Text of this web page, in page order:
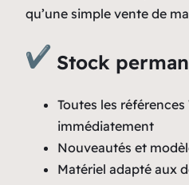
qu’une simple vente de
Stock
Toutes les
immédiatement
Nouveautés et
Matériel adapté aux